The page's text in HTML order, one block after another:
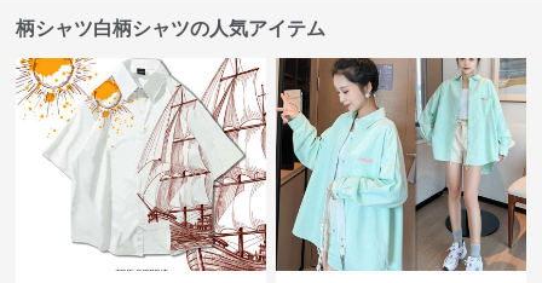
柄シャツ白柄シャツの人気アイテム